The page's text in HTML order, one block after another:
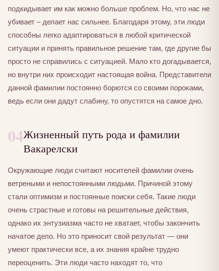
подкидывает им как можно больше проблем. Но, что нас не
убивает – делает нас сильнее. Благодаря этому, эти люди
способны легко адаптироваться в любой критической
ситуации и принять правильное решение там, где другие бы
просто не справились с ситуацией. Мало кто догадывается,
но внутри них происходит настоящая война. Представители
данной фамилии постоянно борются со своими пороками,
ведь если они дадут слабину, то опустятся на самое дно.
04Жизненный путь рода и фамилии
Вакарелски
Окружающие люди считают носителей фамилии очень
ветреными и непостоянными людьми. Причиной этому
стали оптимизм и постоянные поиски себя. Такие люди
очень страстные и готовы на решительные действия,
однако их энтузиазма часто не хватает, чтобы закончить
начатое дело. Но это приносит свой результат — они
умеют практически все, а их знания крайне трудно
переоценить. Эти люди часто находят то, что